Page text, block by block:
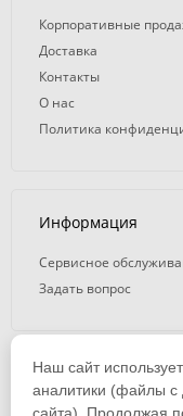
Корпоративные
Доставка
Контакты
О нас
Политика
Информация
Сервисное
Задать вопрос
© 2008 — 2026. ООО «ТК
Наш сайт
аналитики (файлы